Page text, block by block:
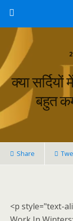
क्या
बहुत
Share
<p style="text-